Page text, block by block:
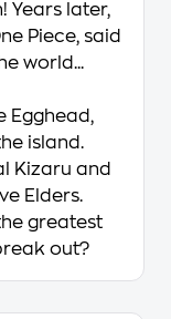
Years later,
Piece, said
world...
Egghead,
island.
Kizaru and
Elders.
greatest
out?